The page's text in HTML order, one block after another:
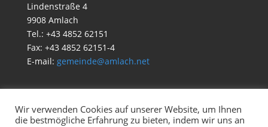
Lindenstraße 4
9908 Amlach
Tel.: +43 4852 62151
Fax: +43 4852 62151-4
E-mail: gemeinde@amlach.net
Service
Wir verwenden Cookies auf unserer Website, um Ihnen
die bestmögliche Erfahrung zu bieten, indem wir uns an